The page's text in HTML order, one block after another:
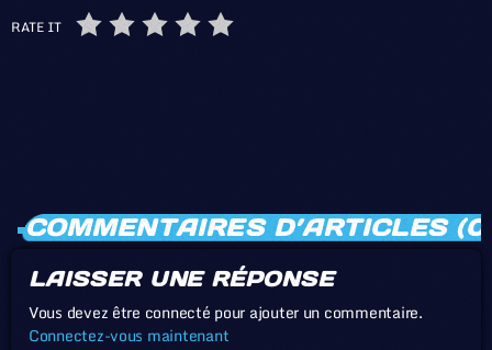
RATE IT
COMMENTAIRES D’ARTICLES
LAISSER UNE RÉPONSE
Vous devez être connecté pour ajouter un commentaire.
Connectez-vous maintenant